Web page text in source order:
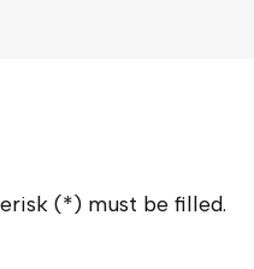
(*) must be filled.